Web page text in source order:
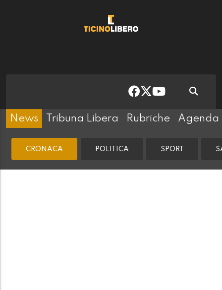
News Tribuna Libera Rubriche Agenda
CRONACA POLITICA SPORT